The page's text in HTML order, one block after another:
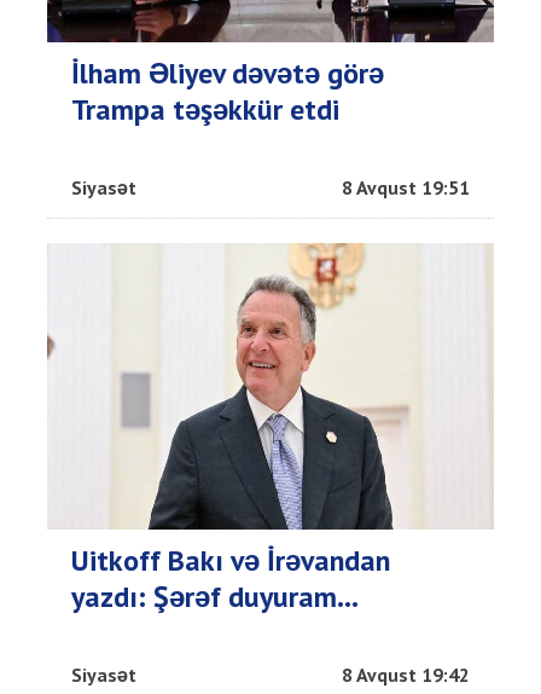
İlham Əliyev dəvətə görə
Trampa təşəkkür etdi
Siyasət 8 Avqust 19:51
Uitkoff Bakı və İrəvandan
yazdı: Şərəf duyuram...
Siyasət 8 Avqust 19:42